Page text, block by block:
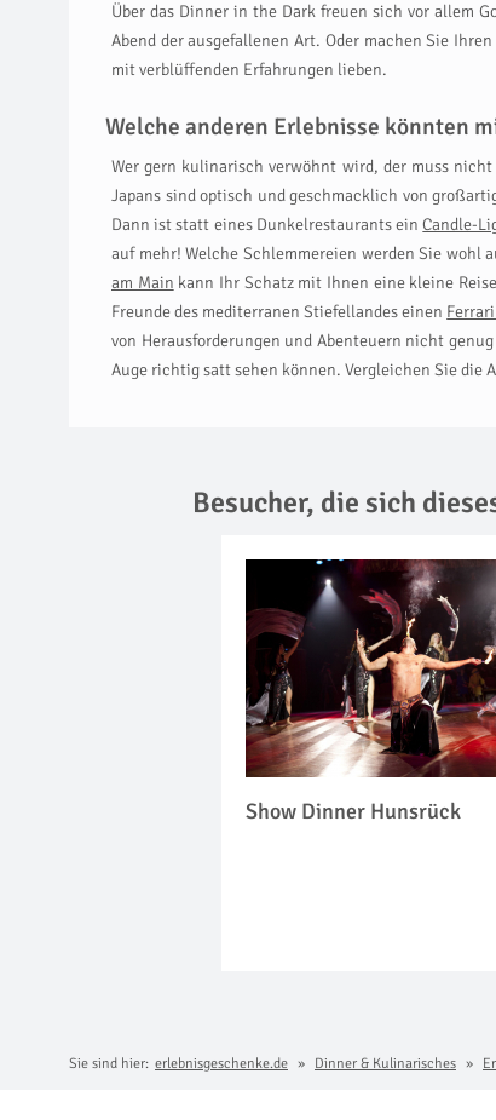
Über das Dinner in the Dark freuen sich vor allem
Abend der ausgefallenen Art. Oder machen Sie
mit verblüffenden Erfahrungen lieben.
Welche anderen Erlebnisse könnten
Wer gern kulinarisch verwöhnt wird, der muss
Japans sind optisch und geschmacklich von
Dann ist statt eines Dunkelrestaurants einCandle-
auf mehr! Welche Schlemmereien werden Sie wohl
am Main kann Ihr Schatz mit Ihnen eine kleine
Freunde des mediterranen Stiefellandes einen
von Herausforderungen und Abenteuern nicht
Auge richtig satt sehen können. Vergleichen Sie die
Besucher, die sich
Show Dinner Hunsrück
Sie sind hier: erlebnisgeschenke.de Dinner & Kulinarisches